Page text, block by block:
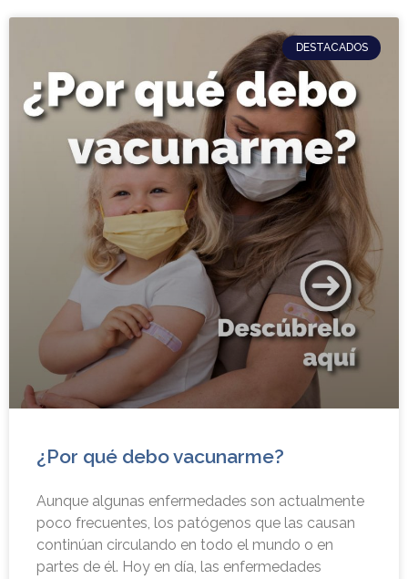
DESTACADOS
¿Por qué debo vacunarme?
Aunque algunas enfermedades son actualmente
poco frecuentes, los patógenos que las causan
continúan circulando en todo el mundo o en
partes de él. Hoy en día, las enfermedades